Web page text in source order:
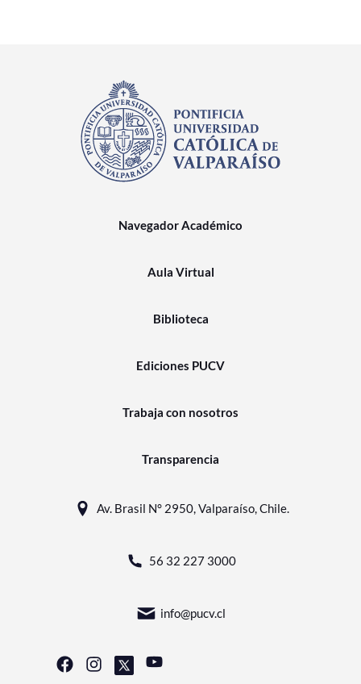
Navegador Académico
Aula Virtual
Biblioteca
Ediciones PUCV
Trabaja con nosotros
Transparencia
Av. Brasil N° 2950, Valparaíso, Chile.
56 32 227 3000
info@pucv.cl